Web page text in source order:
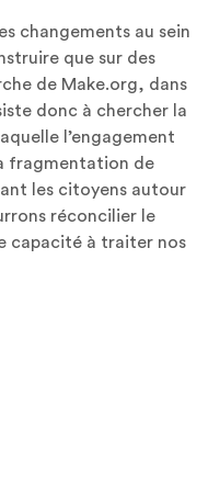
changements au sein
que sur des
de Make.org, dans
donc à chercher la
l’engagement
fragmentation de
les citoyens autour
réconcilier le
capacité à traiter nos